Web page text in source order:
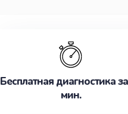
Бесплатная диагностика
мин.